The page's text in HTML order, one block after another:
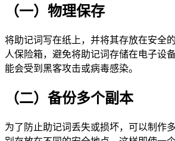
（一）物理保存
将助记词写在纸上，并将其存放在安全
人保险箱，避免将助记词存储在电子设
能会受到黑客攻击或病毒感染。
（二）备份多个副本
为了防止助记词丢失或损坏，可以制作